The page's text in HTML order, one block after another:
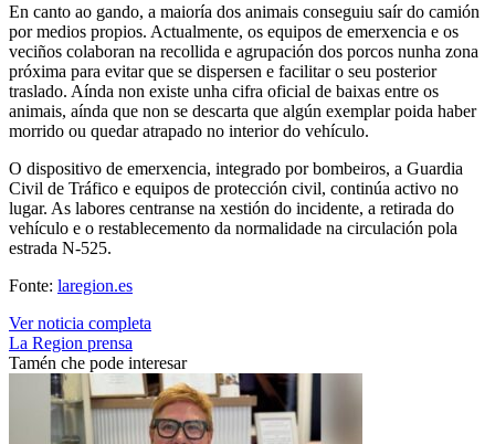
En canto ao gando, a maioría dos animais conseguiu saír do camión
por medios propios. Actualmente, os equipos de emerxencia e os
veciños colaboran na recollida e agrupación dos porcos nunha zona
próxima para evitar que se dispersen e facilitar o seu posterior
traslado. Aínda non existe unha cifra oficial de baixas entre os
animais, aínda que non se descarta que algún exemplar poida haber
morrido ou quedar atrapado no interior do vehículo.
O dispositivo de emerxencia, integrado por bombeiros, a Guardia
Civil de Tráfico e equipos de protección civil, continúa activo no
lugar. As labores centranse na xestión do incidente, a retirada do
vehículo e o restablecemento da normalidade na circulación pola
estrada N-525.
Fonte: laregion.es
Ver noticia completa
La Region prensa
Tamén che pode interesar